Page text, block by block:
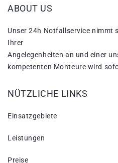
ABOUT US
Unser 24h Notfallservice nimmt
Ihrer
Angelegenheiten an und einer
kompetenten Monteure wird
NÜTZLICHE LINKS
Einsatzgebiete
Leistungen
Preise